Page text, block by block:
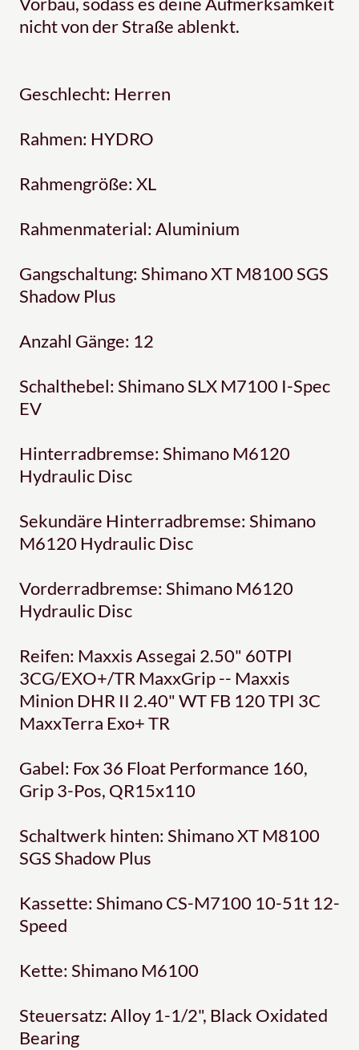
nicht von der Straße ablenkt.
Geschlecht: Herren
Rahmen: HYDRO
Rahmengröße: XL
Rahmenmaterial: Aluminium
Gangschaltung: Shimano XT M8100 SGS
Shadow Plus
Anzahl Gänge: 12
Schalthebel: Shimano SLX M7100 I-Spec
EV
Hinterradbremse: Shimano M6120
Hydraulic Disc
Sekundäre Hinterradbremse: Shimano
M6120 Hydraulic Disc
Vorderradbremse: Shimano M6120
Hydraulic Disc
Reifen: Maxxis Assegai 2.50" 60TPI
3CG/EXO+/TR MaxxGrip -- Maxxis
Minion DHR II 2.40" WT FB 120 TPI 3C
MaxxTerra Exo+ TR
Gabel: Fox 36 Float Performance 160,
Grip 3-Pos, QR15x110
Schaltwerk hinten: Shimano XT M8100
SGS Shadow Plus
Kassette: Shimano CS-M7100 10-51t 12-
Speed
Kette: Shimano M6100
Steuersatz: Alloy 1-1/2", Black Oxidated
Bearing